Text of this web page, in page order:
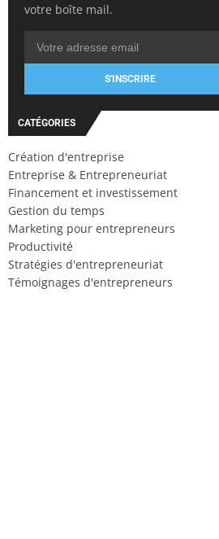
votre boîte mail.
S'INSCRIRE
CATÉGORIES
Création d'entreprise
Entreprise & Entrepreneuriat
Financement et investissement
Gestion du temps
Marketing pour entrepreneurs
Productivité
Stratégies d'entrepreneuriat
Témoignages d'entrepreneurs